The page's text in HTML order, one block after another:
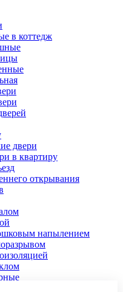
в коттедж
двери
в квартиру
открывания
напылением